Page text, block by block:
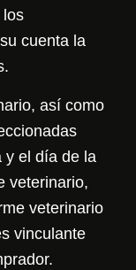
los
cuenta la
así como
y el día de la
veterinario,
veterinario
vinculante